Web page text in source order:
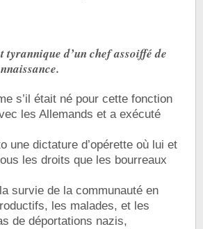
tyrannique d’un chef assoiffé de
s’il était né pour cette fonction
les Allemands et a exécuté
une dictature d’opérette où lui et
les droits que les bourreaux
survie de la communauté en
les malades, et les
de déportations nazis,